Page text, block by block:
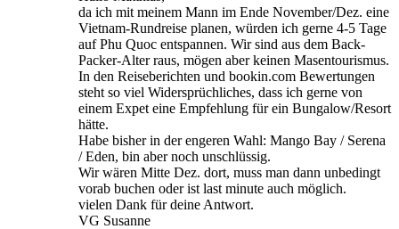
da ich mit meinem Mann im Ende November/Dez. eine
Vietnam-Rundreise planen, würden ich gerne 4-5 Tage
auf Phu Quoc entspannen. Wir sind aus dem Back-
Packer-Alter raus, mögen aber keinen Masentourismus.
In den Reiseberichten und bookin.com Bewertungen
steht so viel Widersprüchliches, dass ich gerne von
einem Expet eine Empfehlung für ein Bungalow/Resort
hätte.
Habe bisher in der engeren Wahl: Mango Bay / Serena
/ Eden, bin aber noch unschlüssig.
Wir wären Mitte Dez. dort, muss man dann unbedingt
vorab buchen oder ist last minute auch möglich.
vielen Dank für deine Antwort.
VG Susanne